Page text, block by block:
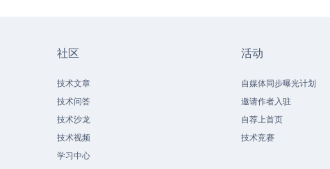
社区
技术文章
技术问答
技术沙龙
技术视频
学习中心
活动
自媒体同步曝光计划
邀请作者入驻
自荐上首页
技术竞赛